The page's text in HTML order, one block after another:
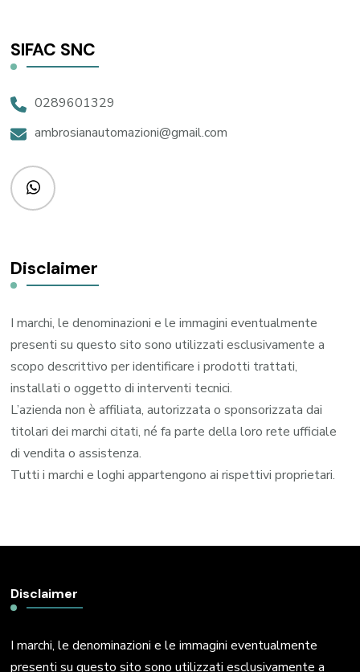
SIFAC SNC
0289601329
ambrosianautomazioni@gmail.com
Disclaimer
I marchi, le denominazioni e le immagini eventualmente
presenti su questo sito sono utilizzati esclusivamente a
scopo descrittivo per identificare i prodotti trattati,
installati o oggetto di interventi tecnici.
L’azienda non è affiliata, autorizzata o sponsorizzata dai
titolari dei marchi citati, né fa parte della loro rete ufficiale
di vendita o assistenza.
Tutti i marchi e loghi appartengono ai rispettivi proprietari.
Disclaimer
I marchi, le denominazioni e le immagini eventualmente
presenti su questo sito sono utilizzati esclusivamente a